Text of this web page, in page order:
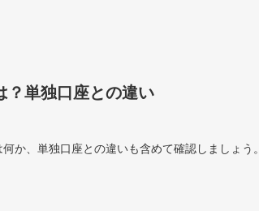
？単独口座との違い
か、単独口座との違いも含めて確認しましょう。